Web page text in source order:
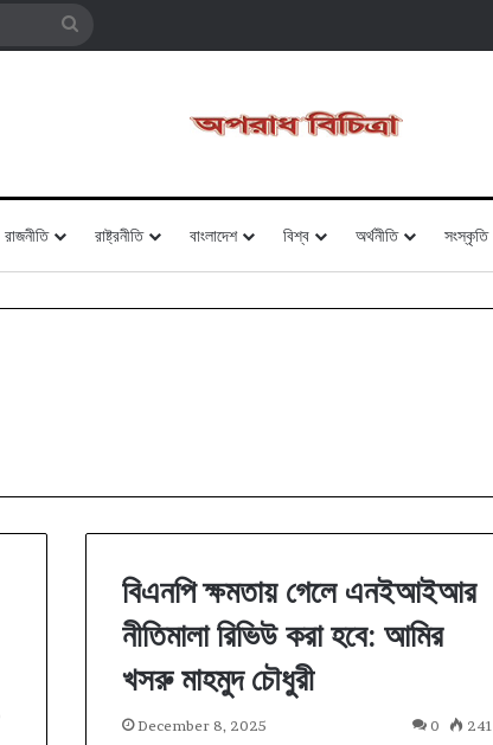
রাজনীতি রাষ্ট্রনীতি বাংলাদেশ বিশ্ব অর্থনীতি সংস্কৃতি
বিএনপি ক্ষমতায় গেলে এনইআইআর
নীতিমালা রিভিউ করা হবে: আমির
খসরু মাহমুদ চৌধুরী
December 8, 2025 0 241